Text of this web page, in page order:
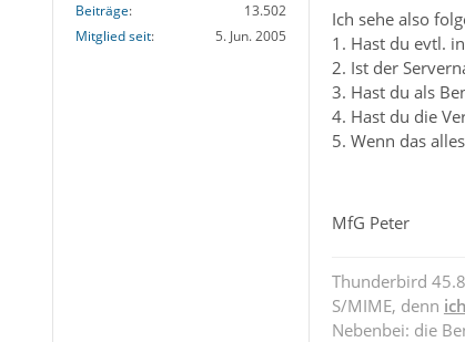
Beiträge
13.502
Mitglied seit
5. Jun. 2005
Ich sehe also
1. Hast du evtl.
2. Ist der
3. Hast du als
4. Hast du die
5. Wenn das
MfG Peter
Thunderbird
S/MIME, denn ich
Nebenbei: die